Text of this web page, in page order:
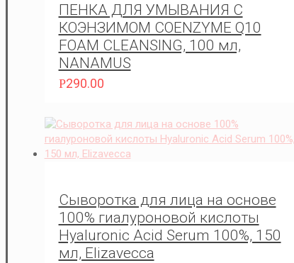
ПЕНКА ДЛЯ УМЫВАНИЯ С
КОЭНЗИМОМ COENZYME Q10
FOAM CLEANSING, 100 мл,
NANAMUS
Р290.00
Сыворотка для лица на основе
100% гиалуроновой кислоты
Hyaluronic Acid Serum 100%, 150
мл, Elizavecca